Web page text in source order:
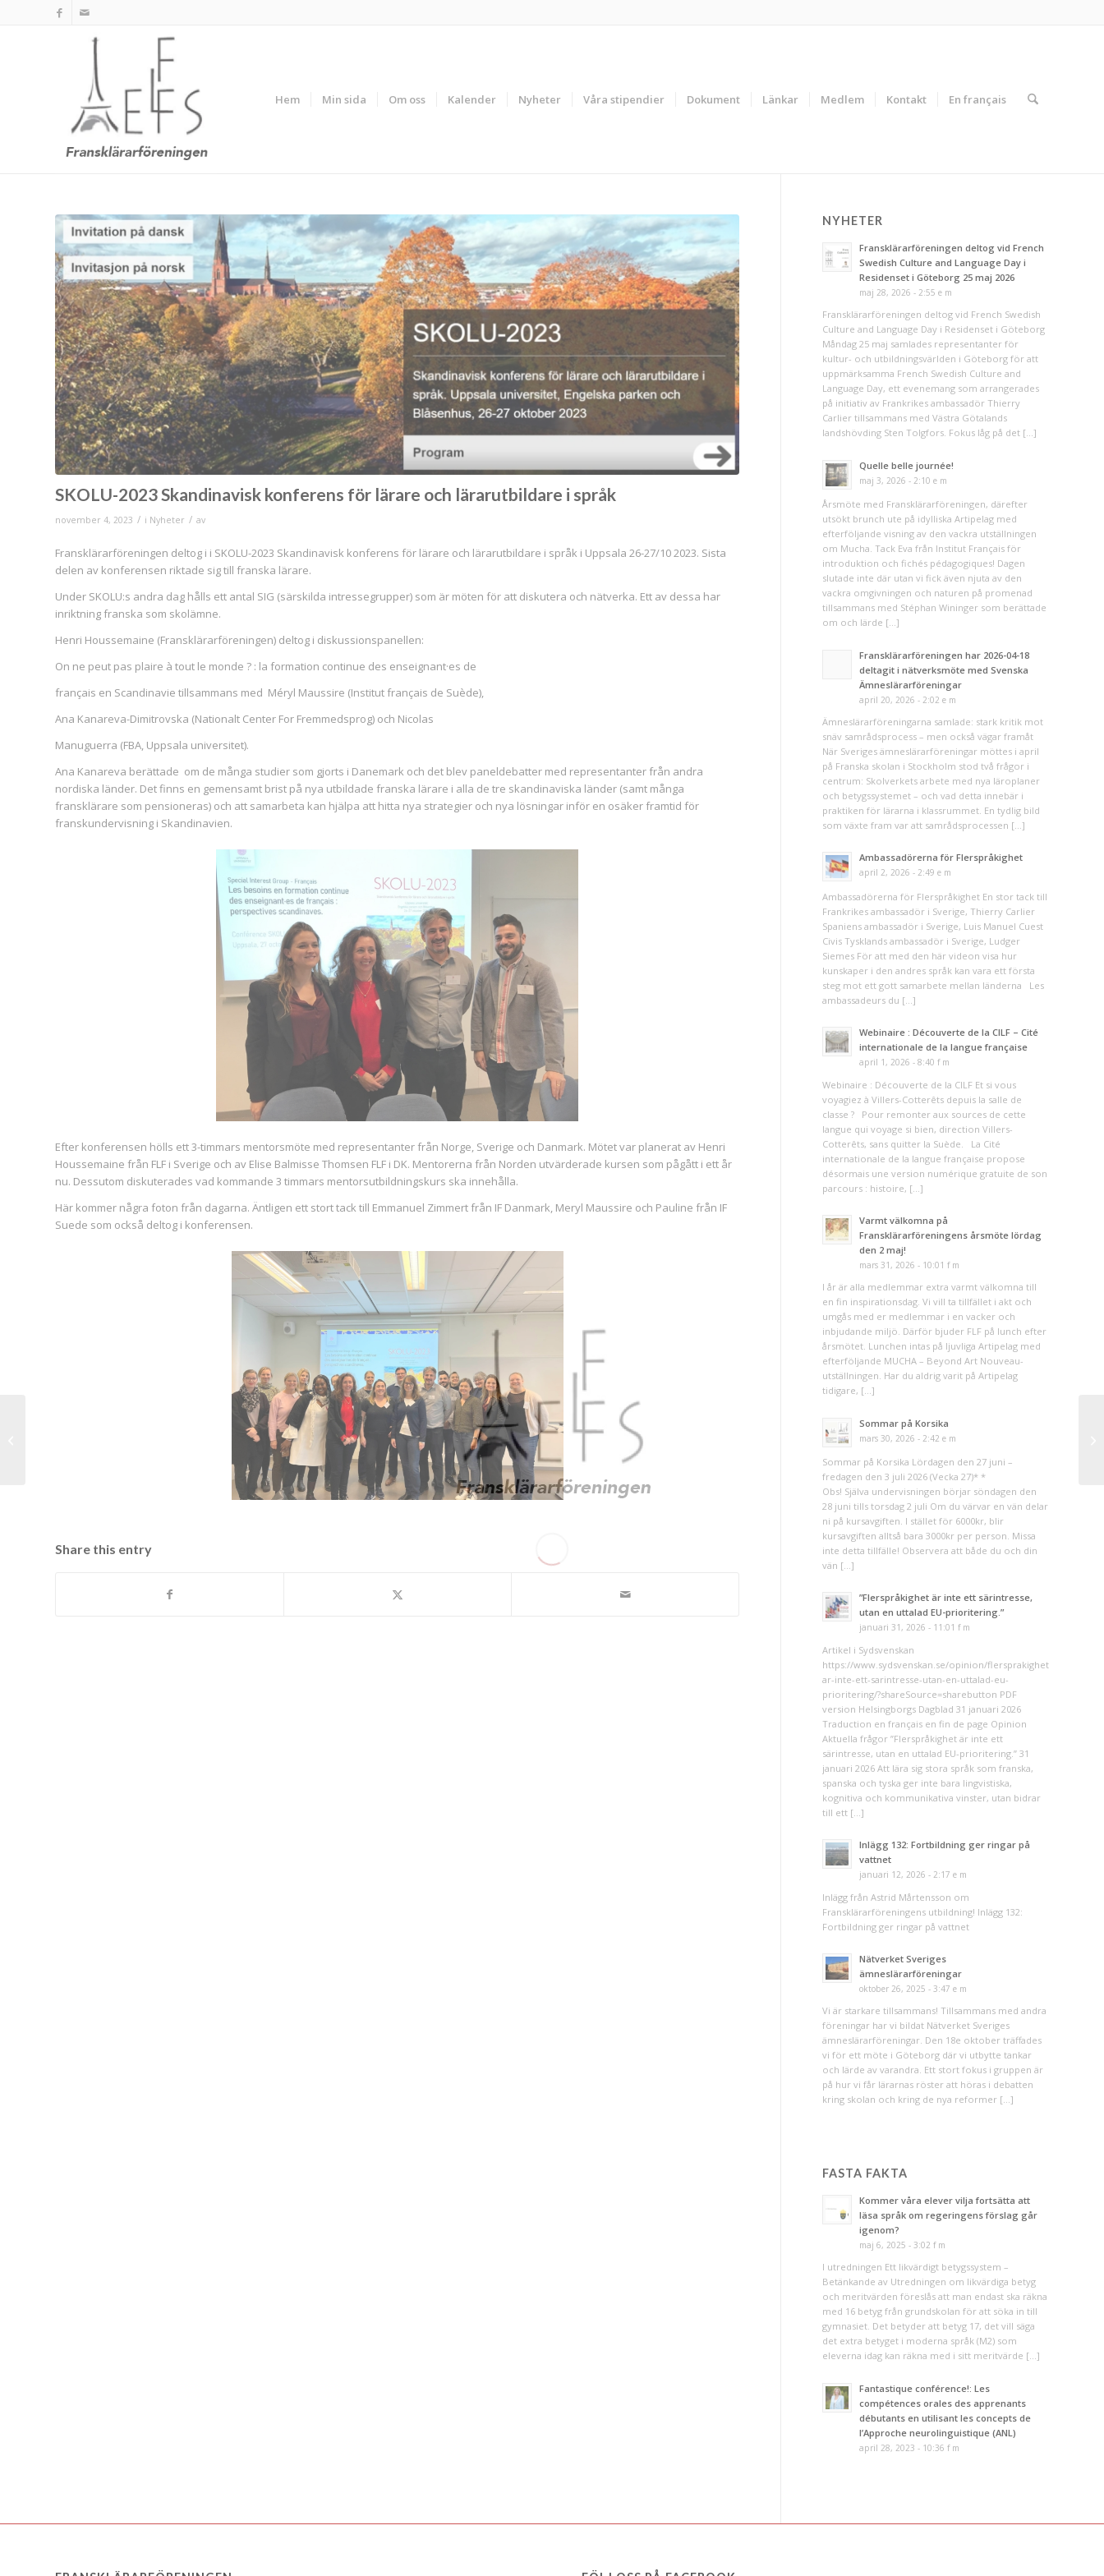
Hem Min sida Om oss Kalender Nyheter Våra stipendier Dokument Länkar Medlem Kontakt En français
SKOLU-2023 Skandinavisk konferens för lärare och lärarutbildare i språk
november 4, 2023 / i Nyheter / av
Fransklärarföreningen deltog i i SKOLU-2023 Skandinavisk konferens för lärare och lärarutbildare i språk i Uppsala 26-27/10 2023. Sista
delen av konferensen riktade sig till franska lärare.
Under SKOLU:s andra dag hålls ett antal SIG (särskilda intressegrupper) som är möten för att diskutera och nätverka. Ett av dessa har
inriktning franska som skolämne.
Henri Houssemaine (Fransklärarföreningen) deltog i diskussionspanellen:
On ne peut pas plaire à tout le monde ? : la formation continue des enseignant·es de
français en Scandinavie tillsammans med Méryl Maussire (Institut français de Suède),
Ana Kanareva-Dimitrovska (Nationalt Center For Fremmedsprog) och Nicolas
Manuguerra (FBA, Uppsala universitet).
Ana Kanareva berättade om de många studier som gjorts i Danemark och det blev paneldebatter med representanter från andra
nordiska länder. Det finns en gemensamt brist på nya utbildade franska lärare i alla de tre skandinaviska länder (samt många
fransklärare som pensioneras) och att samarbeta kan hjälpa att hitta nya strategier och nya lösningar inför en osäker framtid för
franskundervisning i Skandinavien.
Efter konferensen hölls ett 3-timmars mentorsmöte med representanter från Norge, Sverige och Danmark. Mötet var planerat av Henri
Houssemaine från FLF i Sverige och av Elise Balmisse Thomsen FLF i DK. Mentorerna från Norden utvärderade kursen som pågått i ett år
nu. Dessutom diskuterades vad kommande 3 timmars mentorsutbildningskurs ska innehålla.
Här kommer några foton från dagarna. Äntligen ett stort tack till Emmanuel Zimmert från IF Danmark, Meryl Maussire och Pauline från IF
Suede som också deltog i konferensen.
Share this entry
NYHETER
Fransklärarföreningen deltog vid French
Swedish Culture and Language Day i
Residenset i Göteborg 25 maj 2026
maj 28, 2026 - 2:55 e m
Fransklärarföreningen deltog vid French Swedish
Culture and Language Day i Residenset i Göteborg
Måndag 25 maj samlades representanter för
kultur- och utbildningsvärlden i Göteborg för att
uppmärksamma French Swedish Culture and
Language Day, ett evenemang som arrangerades
på initiativ av Frankrikes ambassadör Thierry
Carlier tillsammans med Västra Götalands
landshövding Sten Tolgfors. Fokus låg på det […]
Quelle belle journée!
maj 3, 2026 - 2:10 e m
Årsmöte med Fransklärarföreningen, därefter
utsökt brunch ute på idylliska Artipelag med
efterföljande visning av den vackra utställningen
om Mucha. Tack Eva från Institut Français för
introduktion och fichés pédagogiques! Dagen
slutade inte där utan vi fick även njuta av den
vackra omgivningen och naturen på promenad
tillsammans med Stéphan Wininger som berättade
om och lärde […]
Fransklärarföreningen har 2026-04-18
deltagit i nätverksmöte med Svenska
Ämneslärarföreningar
april 20, 2026 - 2:02 e m
Ämneslärarföreningarna samlade: stark kritik mot
snäv samrådsprocess – men också vägar framåt
När Sveriges ämneslärarföreningar möttes i april
på Franska skolan i Stockholm stod två frågor i
centrum: Skolverkets arbete med nya läroplaner
och betygssystemet – och vad detta innebär i
praktiken för lärarna i klassrummet. En tydlig bild
som växte fram var att samrådsprocessen […]
Ambassadörerna för Flerspråkighet
april 2, 2026 - 2:49 e m
Ambassadörerna för Flerspråkighet En stor tack till
Frankrikes ambassadör i Sverige, Thierry Carlier
Spaniens ambassadör i Sverige, Luis Manuel Cuest
Civis Tysklands ambassadör i Sverige, Ludger
Siemes För att med den här videon visa hur
kunskaper i den andres språk kan vara ett första
steg mot ett gott samarbete mellan länderna Les
ambassadeurs du […]
Webinaire : Découverte de la CILF – Cité
internationale de la langue française
april 1, 2026 - 8:40 f m
Webinaire : Découverte de la CILF Et si vous
voyagiez à Villers-Cotterêts depuis la salle de
classe ? Pour remonter aux sources de cette
langue qui voyage si bien, direction Villers-
Cotterêts, sans quitter la Suède. La Cité
internationale de la langue française propose
désormais une version numérique gratuite de son
parcours : histoire, […]
Varmt välkomna på
Fransklärarföreningens årsmöte lördag
den 2 maj!
mars 31, 2026 - 10:01 f m
I år är alla medlemmar extra varmt välkomna till
en fin inspirationsdag. Vi vill ta tillfället i akt och
umgås med er medlemmar i en vacker och
inbjudande miljö. Därför bjuder FLF på lunch efter
årsmötet. Lunchen intas på ljuvliga Artipelag med
efterföljande MUCHA – Beyond Art Nouveau-
utställningen. Har du aldrig varit på Artipelag
tidigare, […]
Sommar på Korsika
mars 30, 2026 - 2:42 e m
Sommar på Korsika Lördagen den 27 juni –
fredagen den 3 juli 2026 (Vecka 27)* *
Obs! Själva undervisningen börjar söndagen den
28 juni tills torsdag 2 juli Om du värvar en vän delar
ni på kursavgiften. I stället för 6000kr, blir
kursavgiften alltså bara 3000kr per person. Missa
inte detta tillfälle! Observera att både du och din
vän […]
”Flerspråkighet är inte ett särintresse,
utan en uttalad EU-prioritering.”
januari 31, 2026 - 11:01 f m
Artikel i Sydsvenskan
https://www.sydsvenskan.se/opinion/flersprakighet-
ar-inte-ett-sarintresse-utan-en-uttalad-eu-
prioritering/?shareSource=sharebutton PDF
version Helsingborgs Dagblad 31 januari 2026
Traduction en français en fin de page Opinion
Aktuella frågor ”Flerspråkighet är inte ett
särintresse, utan en uttalad EU-prioritering.” 31
januari 2026 Att lära sig stora språk som franska,
spanska och tyska ger inte bara lingvistiska,
kognitiva och kommunikativa vinster, utan bidrar
till ett […]
Inlägg 132: Fortbildning ger ringar på
vattnet
januari 12, 2026 - 2:17 e m
Inlägg från Astrid Mårtensson om
Fransklärarföreningens utbildning! Inlägg 132:
Fortbildning ger ringar på vattnet
Nätverket Sveriges
ämneslärarföreningar
oktober 26, 2025 - 3:47 e m
Vi är starkare tillsammans! Tillsammans med andra
föreningar har vi bildat Nätverket Sveriges
ämneslärarföreningar. Den 18e oktober träffades
vi för ett möte i Göteborg där vi utbytte tankar
och lärde av varandra. Ett stort fokus i gruppen är
på hur vi får lärarnas röster att höras i debatten
kring skolan och kring de nya reformer […]
FASTA FAKTA
Kommer våra elever vilja fortsätta att
läsa språk om regeringens förslag går
igenom?
maj 6, 2025 - 3:02 f m
I utredningen Ett likvärdigt betygssystem –
Betänkande av Utredningen om likvärdiga betyg
och meritvärden föreslås att man endast ska räkna
med 16 betyg från grundskolan för att söka in till
gymnasiet. Det betyder att betyg 17, det vill säga
det extra betyget i moderna språk (M2) som
eleverna idag kan räkna med i sitt meritvärde […]
Fantastique conférence!: Les
compétences orales des apprenants
débutants en utilisant les concepts de
l’Approche neurolinguistique (ANL)
april 28, 2023 - 10:36 f m